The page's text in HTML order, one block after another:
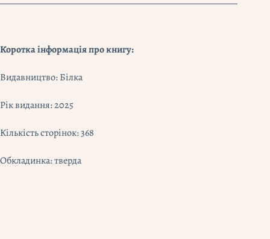
Коротка інформація про книгу:
Видавництво: Білка
Рік видання: 2025
Кількість сторінок: 368
Обкладинка: тверда